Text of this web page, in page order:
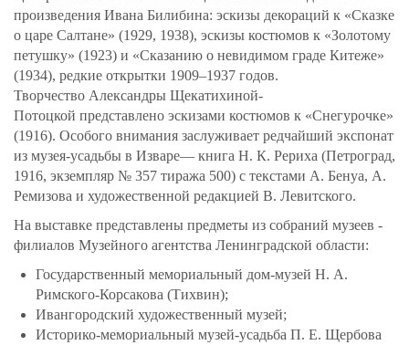
произведения Ивана Билибина: эскизы декораций к «Сказке
о царе Салтане» (1929, 1938), эскизы костюмов к «Золотому
петушку» (1923) и «Сказанию о невидимом граде Китеже»
(1934), редкие открытки 1909–1937 годов.
Творчество Александры Щекатихиной-
Потоцкой представлено эскизами костюмов к «Снегурочке»
(1916). Особого внимания заслуживает редчайший экспонат
из музея-усадьбы в Изваре— книга Н. К. Рериха (Петроград,
1916, экземпляр № 357 тиража 500) с текстами А. Бенуа, А.
Ремизова и художественной редакцией В. Левитского.
На выставке представлены предметы из собраний музеев -
филиалов Музейного агентства Ленинградской области:
Государственный мемориальный дом-музей Н. А.
Римского-Корсакова (Тихвин);
Ивангородский художественный музей;
Историко-мемориальный музей-усадьба П. Е. Щербова